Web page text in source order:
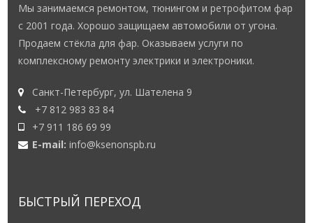
Мы занимаемся ремонтом, тюнингом и ретрофитом фар
с 2001 года. Хорошо защищаем автомобили от угона.
Продаем стёкла для фар. Оказываем услуги по
комплексному ремонту электрики и электроники.
Санкт-Петербург, ул. Шателена 9
+7 812 983 83 84
+7 911 186 69 99
E-mail:info@ksenonspb.ru
БЫСТРЫЙ ПЕРЕХОД